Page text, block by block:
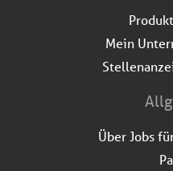
Mein
Über Jobs